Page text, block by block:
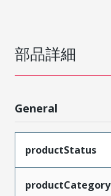
部品詳細
General
productStatus
productCategory